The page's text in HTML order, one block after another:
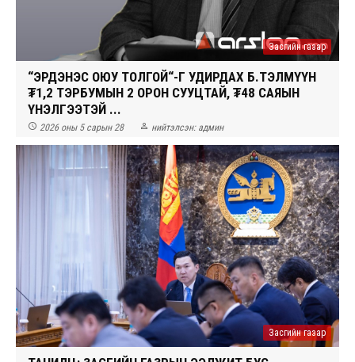
Засгийн газар
“ЭРДЭНЭС ОЮУ ТОЛГОЙ“-Г УДИРДАХ Б.ТЭЛМҮҮН
₮1,2 ТЭРБУМЫН 2 ОРОН СУУЦТАЙ, ₮48 САЯЫН
ҮНЭЛГЭЭТЭЙ ...
 2026 оны 5 сарын 28  нийтэлсэн: админ
Засгийн газар